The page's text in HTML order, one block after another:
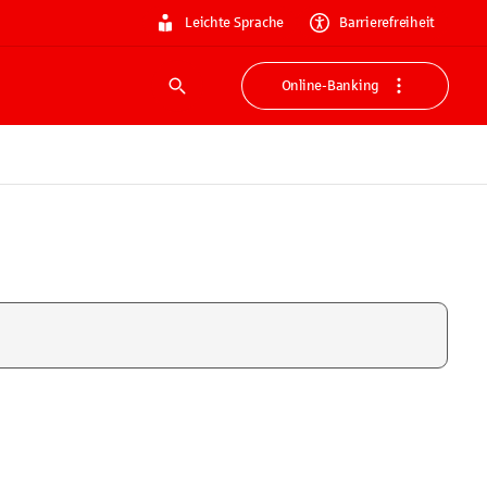
Leichte Sprache Barrierefreiheit
Suche
Online-Banking